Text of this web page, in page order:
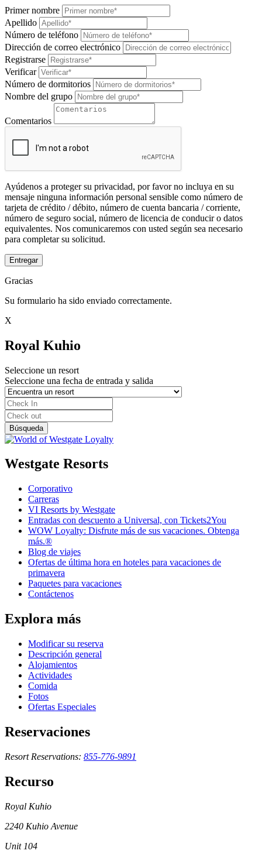
Primer nombre
Apellido
Número de teléfono
Dirección de correo electrónico
Registrarse
Verificar
Número de dormitorios
Nombre del grupo
Comentarios
Ayúdenos a proteger su privacidad, por favor no incluya en su
mensaje ninguna información personal sensible como número de
tarjeta de crédito / débito, número de cuenta bancaria / corriente,
número de seguro social, número de licencia de conducir o datos
equivalentes. Nos comunicaremos con usted según sea necesario
para completar su solicitud.
Entregar
Gracias
Su formulario ha sido enviado correctamente.
X
Royal Kuhio
Seleccione un resort
Seleccione una fecha de entrada y salida
Westgate Resorts
Corporativo
Carreras
VI Resorts by Westgate
Entradas con descuento a Universal, con Tickets2You
WOW Loyalty: Disfrute más de sus vacaciones. Obtenga
más.®
Blog de viajes
Ofertas de última hora en hoteles para vacaciones de
primavera
Paquetes para vacaciones
Contáctenos
Explora más
Modificar su reserva
Descripción general
Alojamientos
Actividades
Comida
Fotos
Ofertas Especiales
Reservaciones
Resort Reservations: 855-776-9891
Recurso
Royal Kuhio
2240 Kuhio Avenue
Unit 104